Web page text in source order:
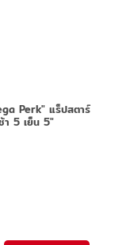
Perk" แร็ปสตาร์
า 5 เย็น 5"